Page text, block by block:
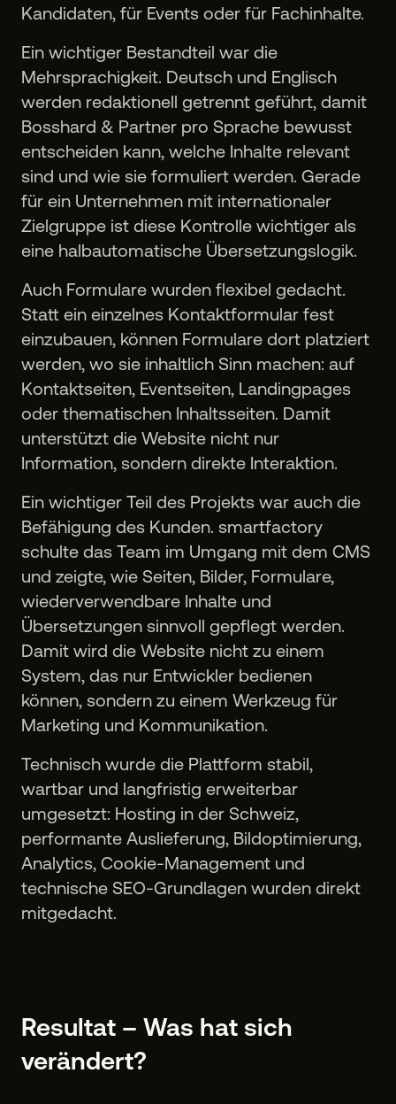
Kandidaten, für Events oder für Fachinhalte.
Ein wichtiger Bestandteil war die
Mehrsprachigkeit. Deutsch und Englisch
werden redaktionell getrennt geführt, damit
Bosshard & Partner pro Sprache bewusst
entscheiden kann, welche Inhalte relevant
sind und wie sie formuliert werden. Gerade
für ein Unternehmen mit internationaler
Zielgruppe ist diese Kontrolle wichtiger als
eine halbautomatische Übersetzungslogik.
Auch Formulare wurden flexibel gedacht.
Statt ein einzelnes Kontaktformular fest
einzubauen, können Formulare dort platziert
werden, wo sie inhaltlich Sinn machen: auf
Kontaktseiten, Eventseiten, Landingpages
oder thematischen Inhaltsseiten. Damit
unterstützt die Website nicht nur
Information, sondern direkte Interaktion.
Ein wichtiger Teil des Projekts war auch die
Befähigung des Kunden. smartfactory
schulte das Team im Umgang mit dem CMS
und zeigte, wie Seiten, Bilder, Formulare,
wiederverwendbare Inhalte und
Übersetzungen sinnvoll gepflegt werden.
Damit wird die Website nicht zu einem
System, das nur Entwickler bedienen
können, sondern zu einem Werkzeug für
Marketing und Kommunikation.
Technisch wurde die Plattform stabil,
wartbar und langfristig erweiterbar
umgesetzt: Hosting in der Schweiz,
performante Auslieferung, Bildoptimierung,
Analytics, Cookie-Management und
technische SEO-Grundlagen wurden direkt
mitgedacht.
Resultat – Was hat sich
verändert?